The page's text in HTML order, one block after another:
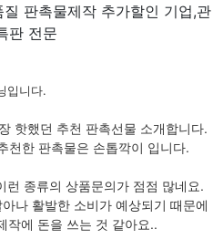
판촉물제작 추가할인 기업,관
판 전문
입니다.
핫했던 추천 판촉선물 소개합니다.
천한 판촉물은 손톱깍이 입니다.
종류의 상품문의가 점점 많네요.
나 활발한 소비가 예상되기 때문에
작에 돈을 쓰는 것 같아요..